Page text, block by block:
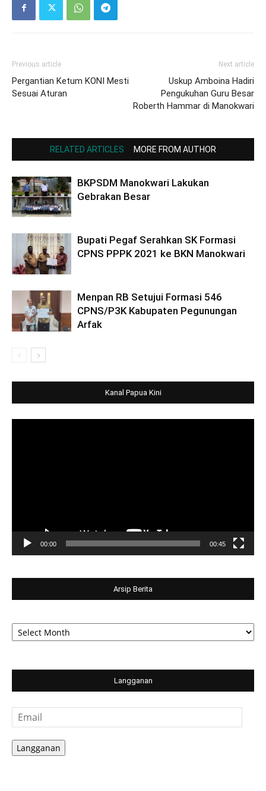
Previous article
Pergantian Ketum KONI Mesti
Sesuai Aturan
Next article
Uskup Amboina Hadiri
Pengukuhan Guru Besar
Roberth Hammar di Manokwari
RELATED ARTICLES MORE FROM AUTHOR
BKPSDM Manokwari Lakukan
Gebrakan Besar
Bupati Pegaf Serahkan SK Formasi
CPNS PPPK 2021 ke BKN Manokwari
Menpan RB Setujui Formasi 546
CPNS/P3K Kabupaten Pegunungan
Arfak
Kanal Papua Kini
00:00 00:45
Arsip Berita
Arsip
Berita
Langganan
Email
Langganan